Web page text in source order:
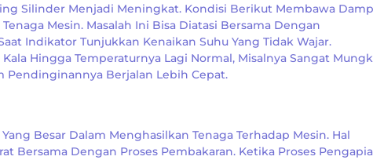
Silinder Menjadi Meningkat. Kondisi Berikut Membawa
Mesin. Masalah Ini Bisa Diatasi Bersama Dengan
Indikator Tunjukkan Kenaikan Suhu Yang Tidak Wajar.
Hingga Temperaturnya Lagi Normal, Misalnya Sangat
Pendinginannya Berjalan Lebih Cepat.
Besar Dalam Menghasilkan Tenaga Terhadap Mesin. Hal
Bersama Dengan Proses Pembakaran. Ketika Proses